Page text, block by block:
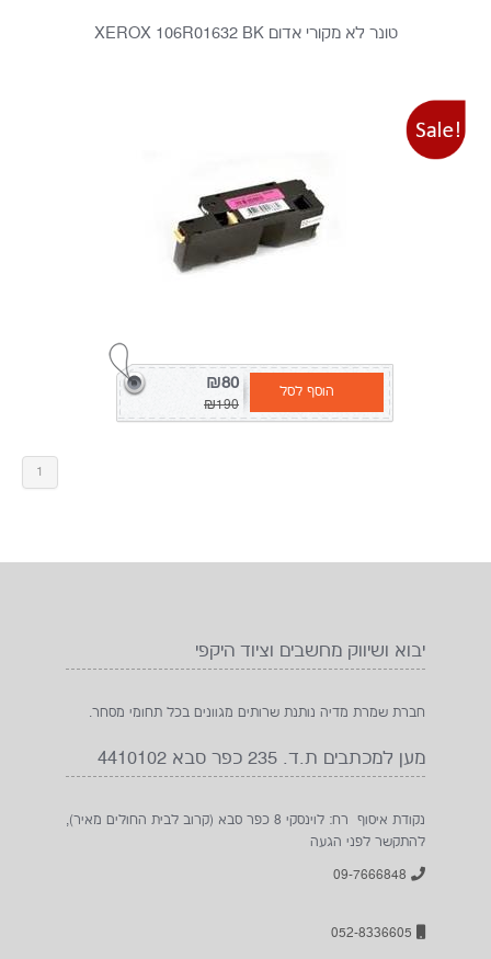
טונר לא מקורי אדום XEROX 106R01632 BK
הוסף לסל ₪80
₪190
1
יבוא ושיווק מחשבים וציוד היקפי
חברת שמרת מדיה נותנת שרותים מגוונים בכל תחומי מסחר.
מען למכתבים ת.ד. 235 כפר סבא 4410102
נקודת איסוף רח: לוינסקי 8 כפר סבא (קרוב לבית החולים מאיר),
להתקשר לפני הגעה